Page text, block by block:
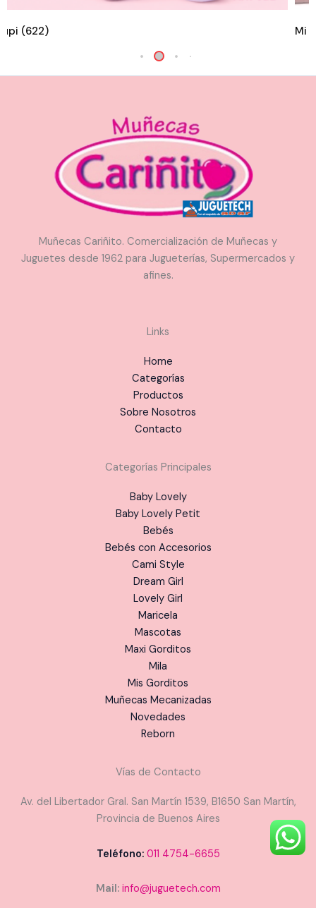
(622) Mi
Muñecas Cariñito. Comercialización de Muñecas y
Juguetes desde 1962 para Jugueterías, Supermercados y
afines.
Links
Home
Categorías
Productos
Sobre Nosotros
Contacto
Categorías Principales
Baby Lovely
Baby Lovely Petit
Bebés
Bebés con Accesorios
Cami Style
Dream Girl
Lovely Girl
Maricela
Mascotas
Maxi Gorditos
Mila
Mis Gorditos
Muñecas Mecanizadas
Novedades
Reborn
Vías de Contacto
Av. del Libertador Gral. San Martín 1539, B1650 San Martín,
Provincia de Buenos Aires
Teléfono: 011 4754-6655
Mail: info@juguetech.com